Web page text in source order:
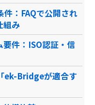
：FAQで公開され
組み
要件：ISO認証・信
ek-Bridgeが適合す